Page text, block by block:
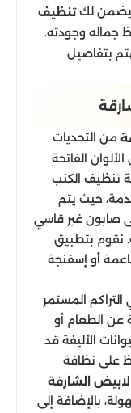
يضمن لكتنظيف
جماله وجودته.
بتفاصيل
من التحديات
الفاتحة
تنظيف الكنب
حيث يتم
صابون غير قاسي
نقوم بتطبيق
أو إسفنجة
المستمر
عن الطعام أو
الأليفة قد
على نظافة
الشارقة
بالإضافة إلى